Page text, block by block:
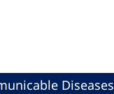
Diseases